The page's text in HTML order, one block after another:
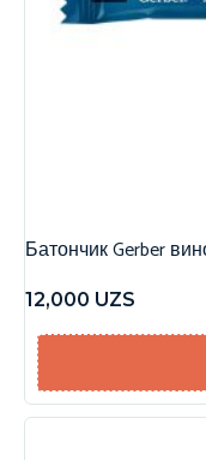
Батончик Gerber
12,000 UZS